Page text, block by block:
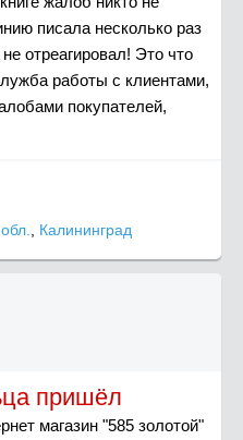
писала несколько раз
отреагировал! Это что
работы с клиентами,
покупателей,
Калининград
пришёл
магазин "585 золотой"